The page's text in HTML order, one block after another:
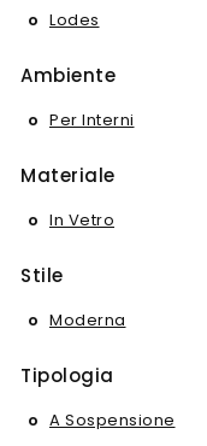
Lodes
Ambiente
Per Interni
Materiale
In Vetro
Stile
Moderna
Tipologia
A Sospensione